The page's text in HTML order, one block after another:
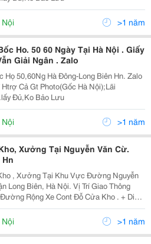
Nội >1 năm
Ho. 50 60 Ngày Tại Hà Nội . Giấy
Giải Ngân . Zalo
Họ 50,60Ng Hà Đông-Long Biên Hn. Zalo
Cả Gt Photo(Gốc Hà Nội);Lãi
Đủ,Ko Bảo Lưu
Nội >1 năm
Xưởng Tại Nguyễn Văn Cừ.
, Xưởng Tại Khu Vực Đường Nguyễn
Long Biên, Hà Nội. Vị Trí Giao Thông
Rộng Xe Cont Đỗ Cửa Kho . + Diện
1200M . Kết Cấu Khung Thép Cao 7M
3Fa, Nước Sạch Đầy Đủ. Phù Hợp...
Nội >1 năm